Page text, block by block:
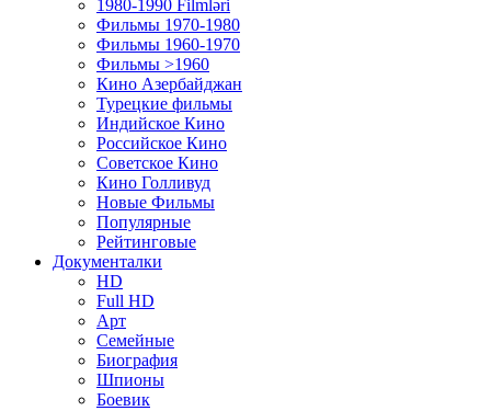
1980-1990 Filmləri
Фильмы 1970-1980
Фильмы 1960-1970
Фильмы >1960
Кино Азербайджан
Турецкие фильмы
Индийское Кино
Российское Кино
Советское Кино
Кино Голливуд
Новые Фильмы
Популярные
Рейтинговые
Документалки
HD
Full HD
Арт
Семейные
Биография
Шпионы
Боевик